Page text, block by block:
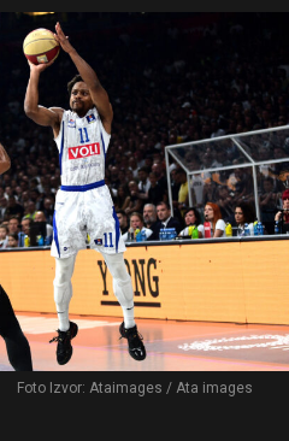
Foto Izvor: Ataimages / Ata images